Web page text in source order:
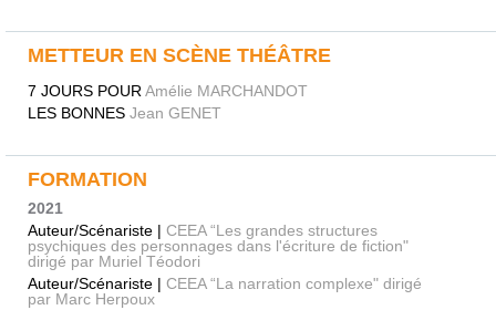
METTEUR EN SCÈNE THÉÂTRE
7 JOURS POURAmélie MARCHANDOT
LES BONNES Jean GENET
FORMATION
2021
Auteur/Scénariste | CEEA “Les grandes structures
psychiques des personnages dans l'écriture de fiction"
dirigé par Muriel Téodori
Auteur/Scénariste | CEEA “La narration complexe" dirigé
par Marc Herpoux